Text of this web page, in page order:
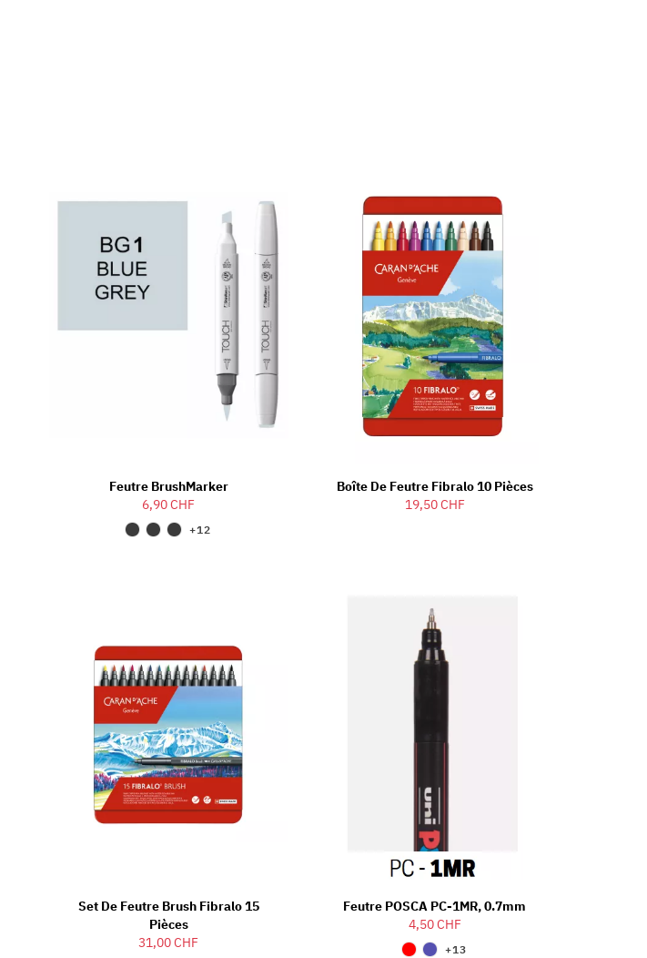
Feutre BrushMarker
6,90 CHF
+12
Boîte De Feutre Fibralo 10 Pièces
19,50 CHF
Set De Feutre Brush Fibralo 15
Pièces
31,00 CHF
Feutre POSCA PC-1MR, 0.7mm
4,50 CHF
+13